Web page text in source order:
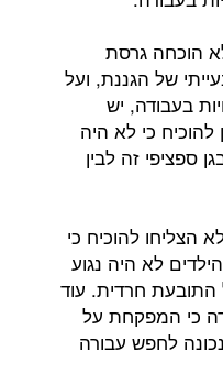
הוכחה גרסת
של הגננת, ועל
בעבודה, יש
כי לא היה
ספציפי זה לבין
הצליחו להוכיח כי
לא היה נגוע
חרדית. עוד
כי המפקחת על
לחפש עבורה